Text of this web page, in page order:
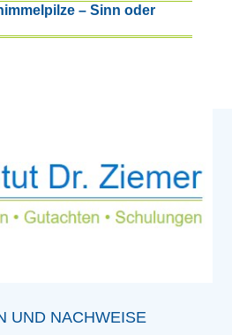
– Sinn oder
UND NACHWEISE